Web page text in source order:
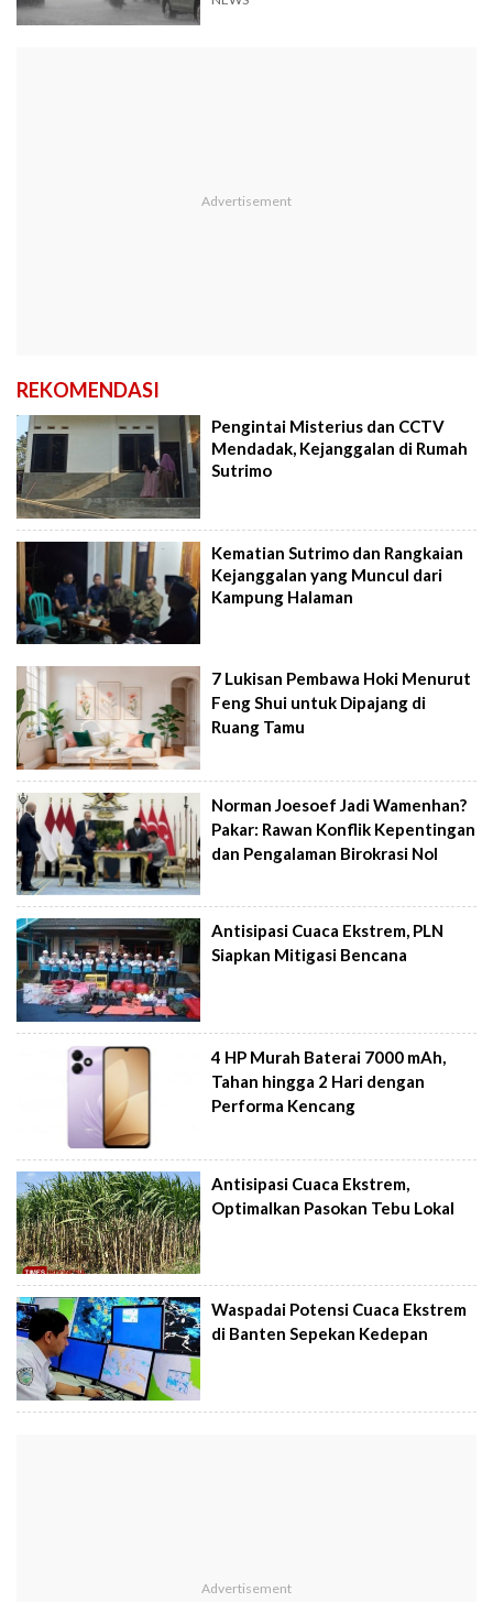
REKOMENDASI
Pengintai Misterius dan CCTV
Mendadak, Kejanggalan di Rumah
Sutrimo
Kematian Sutrimo dan Rangkaian
Kejanggalan yang Muncul dari
Kampung Halaman
7 Lukisan Pembawa Hoki Menurut
Feng Shui untuk Dipajang di
Ruang Tamu
Norman Joesoef Jadi Wamenhan?
Pakar: Rawan Konflik Kepentingan
dan Pengalaman Birokrasi Nol
Antisipasi Cuaca Ekstrem, PLN
Siapkan Mitigasi Bencana
4 HP Murah Baterai 7000 mAh,
Tahan hingga 2 Hari dengan
Performa Kencang
Antisipasi Cuaca Ekstrem,
Optimalkan Pasokan Tebu Lokal
Waspadai Potensi Cuaca Ekstrem
di Banten Sepekan Kedepan